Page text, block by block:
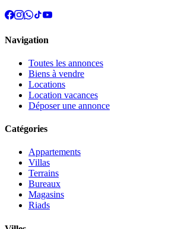
Navigation
Toutes les annonces
Biens à vendre
Locations
Location vacances
Déposer une annonce
Catégories
Appartements
Villas
Terrains
Bureaux
Magasins
Riads